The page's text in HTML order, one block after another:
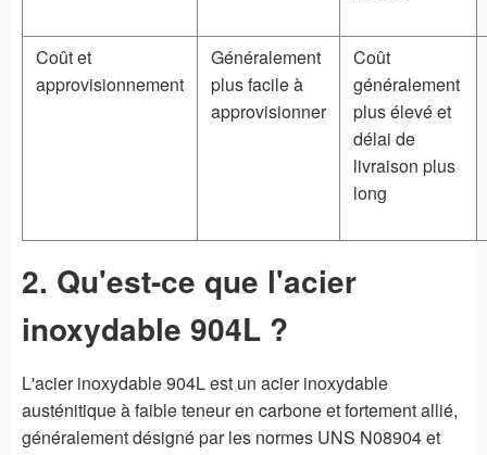
Coût et
approvisionnement
Généralement
plus facile à
approvisionner
Coût
généralement
plus élevé et
délai de
livraison plus
long
2. Qu'est-ce que l'acier
inoxydable 904L ?
L'acier inoxydable 904L est un acier inoxydable
austénitique à faible teneur en carbone et fortement allié,
généralement désigné par les normes UNS N08904 et